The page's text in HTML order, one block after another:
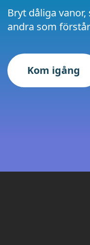
Bryt dåliga
andra som
Kom igång